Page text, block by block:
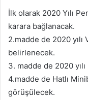
İlk olarak 2020 Yılı
karara bağlanacak.
2.madde de 2020
belirlenecek.
3. madde de 2020
4.madde de Hatlı
görüşülecek.